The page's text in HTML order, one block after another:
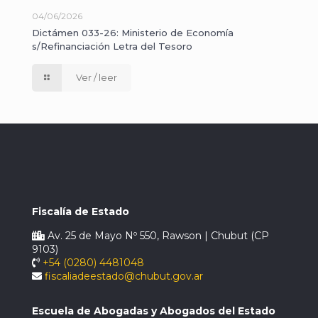
04/06/2026
Dictámen 033-26: Ministerio de Economía
s/Refinanciación Letra del Tesoro
Ver / leer
Fiscalía de Estado
Av. 25 de Mayo Nº 550, Rawson | Chubut (CP
9103)
+54 (0280) 4481048
fiscaliadeestado@chubut.gov.ar
Escuela de Abogadas y Abogados del Estado